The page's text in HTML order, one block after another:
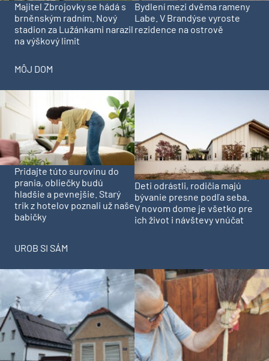
Majitel Zbrojovky se hádá s
brněnským radním. Nový
stadion za Lužánkami narazil
na výškový limit
Bydlení mezi dvěma rameny
Labe. V Brandýse vyroste
rezidence na ostrově
MÔJ DOM
Pridajte túto surovinu do
prania, obliečky budú
hladšie a pevnejšie. Starý
trik z hotelov poznali už naše
babičky
Deti odrástli, rodičia majú
bývanie presne podľa seba.
V novom dome je všetko pre
ich život i návštevy vnúčat
UROB SI SÁM